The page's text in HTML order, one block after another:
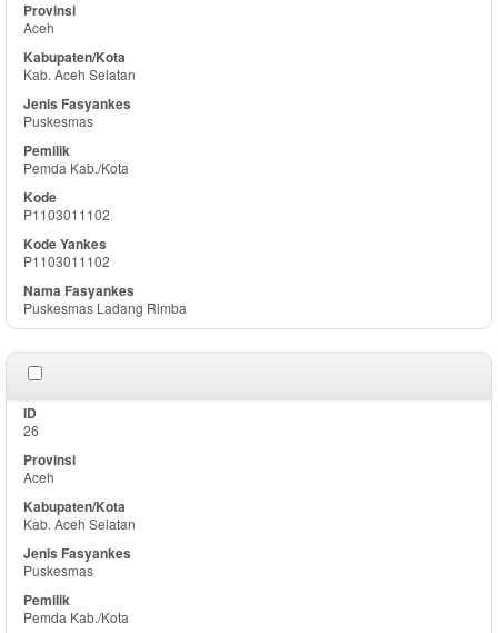
Aceh
Kab. Aceh Selatan
Puskesmas
Pemda Kab./Kota
P1103011102
P1103011102
Puskesmas Ladang Rimba
26
Aceh
Kab. Aceh Selatan
Puskesmas
Pemda Kab./Kota